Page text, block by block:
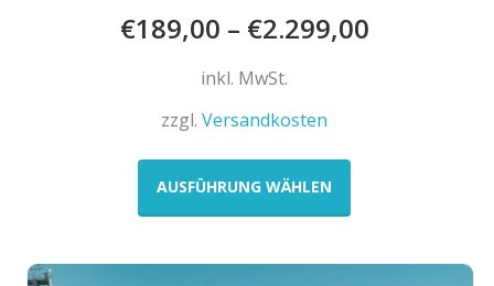
€189,00 – €2.299,00
inkl. MwSt.
zzgl.Versandkosten
AUSFÜHRUNG WÄHLEN
Dieses